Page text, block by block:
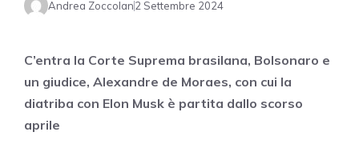
Andrea Zoccolan2 Settembre 2024
C’entra la Corte Suprema brasilana, Bolsonaro e
un giudice, Alexandre de Moraes, con cui la
diatriba con Elon Musk è partita dallo scorso
aprile